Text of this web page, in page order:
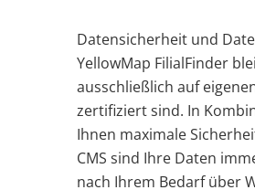
Datensicherheit und
YellowMap FilialFinder
ausschließlich auf
zertifiziert sind. In
Ihnen maximale
CMS sind Ihre Daten
nach Ihrem Bedarf über